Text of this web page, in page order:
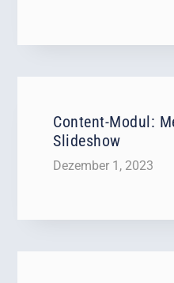
Content-Modul:
Slideshow
Dezember 1, 2023